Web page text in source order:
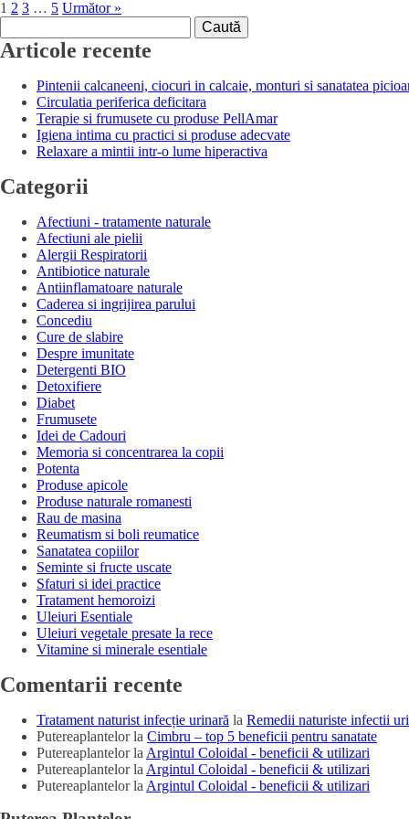
1 2 3 … 5 Următor »
după:
Articole recente
Pintenii calcaneeni, ciocuri in calcaie, monturi si sanatatea
Circulatia periferica deficitara
Terapie si frumusete cu produse PellAmar
Igiena intima cu practici si produse adecvate
Relaxare a mintii intr-o lume hiperactiva
Categorii
Afectiuni - tratamente naturale
Afectiuni ale pielii
Alergii Respiratorii
Antibiotice naturale
Antiinflamatoare naturale
Caderea si ingrijirea parului
Concediu
Cure de slabire
Despre imunitate
Detergenti BIO
Detoxifiere
Diabet
Frumusete
Idei de Cadouri
Memoria si concentrarea la copii
Potenta
Produse apicole
Produse naturale romanesti
Rau de masina
Reumatism si boli reumatice
Sanatatea copiilor
Seminte si fructe uscate
Sfaturi si idei practice
Tratament hemoroizi
Uleiuri Esentiale
Uleiuri vegetale presate la rece
Vitamine si minerale esentiale
Comentarii recente
Tratament naturist infecție urinară la Remedii naturiste infectii
Putereaplantelorla Cimbru – top 5 beneficii pentru sanatate
Putereaplantelorla Argintul Coloidal - beneficii & utilizari
Putereaplantelorla Argintul Coloidal - beneficii & utilizari
Putereaplantelorla Argintul Coloidal - beneficii & utilizari